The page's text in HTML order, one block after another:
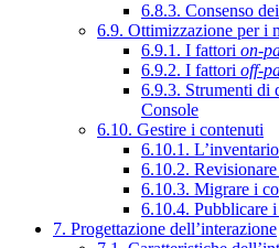
6.8.3. Consenso
6.9. Ottimizzazione per i
6.9.1. I fattori on-
6.9.2. I fattori off-
6.9.3. Strumenti di
Console
6.10. Gestire i contenuti
6.10.1.
6.10.2.
6.10.3. Migrare i
6.10.4. Pubblicare
7. Progettazione dell’interazione